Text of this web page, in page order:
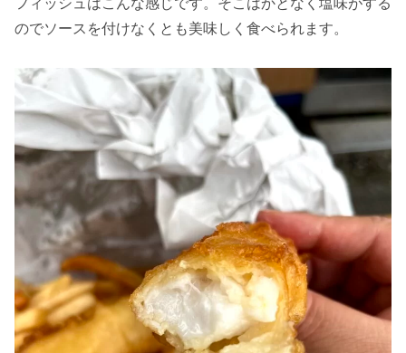
フィッシュはこんな感じです。そこはかとなく塩味がする
のでソースを付けなくとも美味しく食べられます。